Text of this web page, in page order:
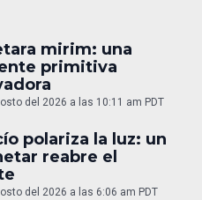
mirim: una
primitiva
del 2026 a las 10:11 am PDT
polariza la luz: un
reabre el
del 2026 a las 6:06 am PDT